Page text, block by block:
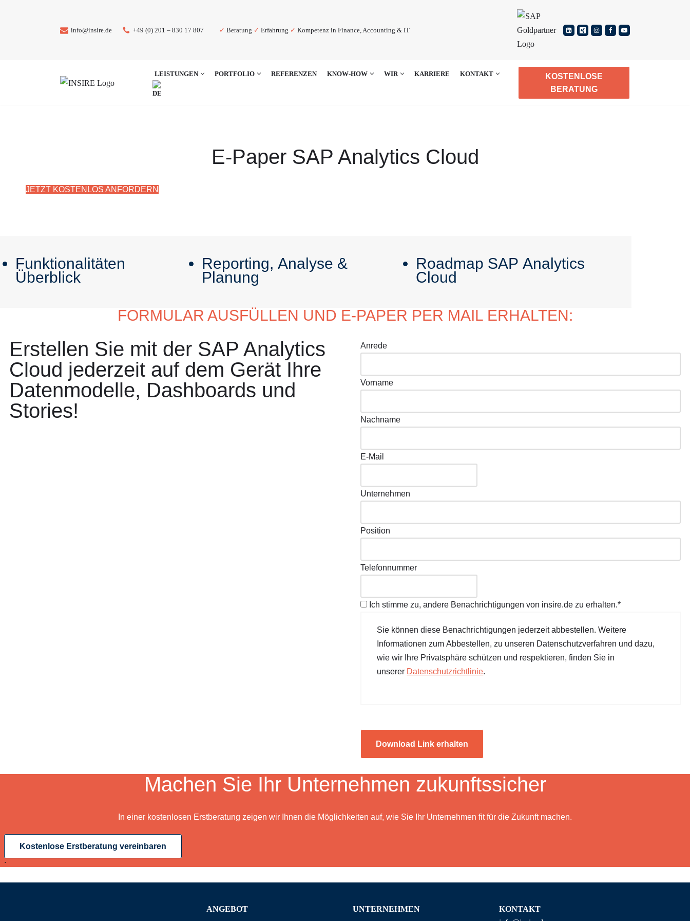
info@insire.de +49 (0) 201 – 830 17 807 ✓ Beratung ✓ Erfahrung ✓ Kompetenz in Finance, Accounting & IT
LEISTUNGEN PORTFOLIO REFERENZEN KNOW-HOW WIR KARRIERE KONTAKT
KOSTENLOSE
BERATUNG
E-Paper SAP Analytics Cloud
JETZT KOSTENLOS ANFORDERN
Funktionalitäten
Überblick
Reporting, Analyse &
Planung
Roadmap SAP Analytics
Cloud
FORMULAR AUSFÜLLEN UND E-PAPER PER MAIL ERHALTEN:
Erstellen Sie mit der SAP Analytics
Cloud jederzeit auf dem Gerät Ihre
Datenmodelle, Dashboards und
Stories!
Anrede
Vorname
Nachname
E-Mail
Unternehmen
Position
Telefonnummer
Ich stimme zu, andere Benachrichtigungen von insire.de zu erhalten.*
Sie können diese Benachrichtigungen jederzeit abbestellen. Weitere
Informationen zum Abbestellen, zu unseren Datenschutzverfahren und dazu,
wie wir Ihre Privatsphäre schützen und respektieren, finden Sie in
unserer Datenschutzrichtlinie.
Download Link erhalten
Machen Sie Ihr Unternehmen zukunftssicher
In einer kostenlosen Erstberatung zeigen wir Ihnen die Möglichkeiten auf, wie Sie Ihr Unternehmen fit für die Zukunft machen.
Kostenlose Erstberatung vereinbaren
.
ANGEBOT UNTERNEHMEN
KONTAKT